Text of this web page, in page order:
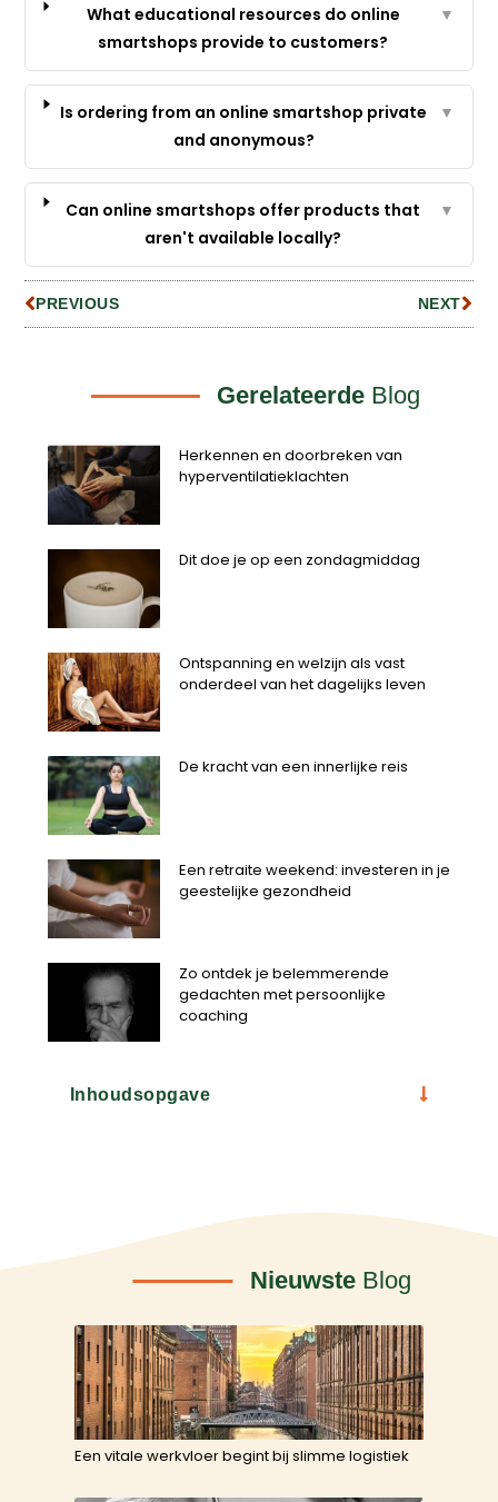
What educational resources do online
smartshops provide to customers?
▼
Is ordering from an online smartshop private
and anonymous?
▼
Can online smartshops offer products that
aren't available locally?
▼
PREVIOUS NEXT
Gerelateerde Blog
Herkennen en doorbreken van
hyperventilatieklachten
Dit doe je op een zondagmiddag
Ontspanning en welzijn als vast
onderdeel van het dagelijks leven
De kracht van een innerlijke reis
Een retraite weekend: investeren in je
geestelijke gezondheid
Zo ontdek je belemmerende
gedachten met persoonlijke
coaching
Inhoudsopgave
NieuwsteBlog
Een vitale werkvloer begint bij slimme logistiek